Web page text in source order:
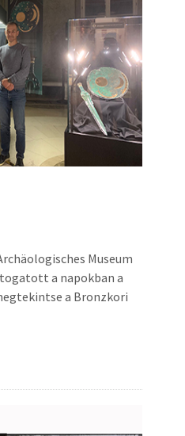
Museum
a napokban a
a Bronzkori